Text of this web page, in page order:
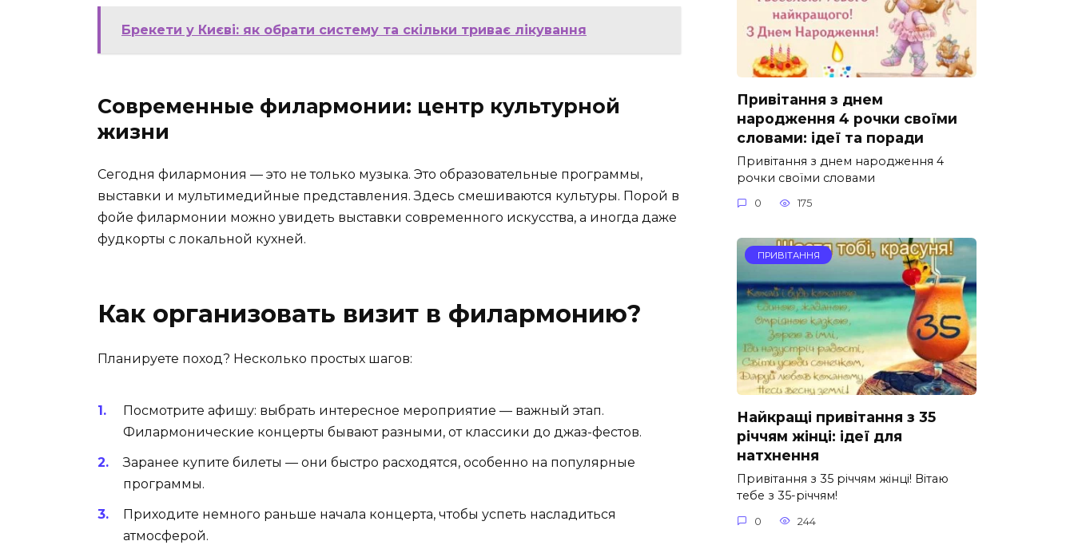
Брекети у Києві: як обрати систему та скільки триває лікування
Современные филармонии: центр культурной
жизни
Сегодня филармония — это не только музыка. Это образовательные программы,
выставки и мультимедийные представления. Здесь смешиваются культуры. Порой в
фойе филармонии можно увидеть выставки современного искусства, а иногда даже
фудкорты с локальной кухней.
Как организовать визит в филармонию?
Планируете поход? Несколько простых шагов:
Посмотрите афишу: выбрать интересное мероприятие — важный этап.
Филармонические концерты бывают разными, от классики до джаз-фестов.
Заранее купите билеты — они быстро расходятся, особенно на популярные
программы.
Приходите немного раньше начала концерта, чтобы успеть насладиться
атмосферой.
Привітання з днем
народження 4 рочки своїми
словами: ідеї та поради
Привітання з днем народження 4
рочки своїми словами
0 175
ПРИВІТАННЯ
Найкращі привітання з 35
річчям жінці: ідеї для
натхнення
Привітання з 35 річчям жінці! Вітаю
тебе з 35-річчям!
0 244